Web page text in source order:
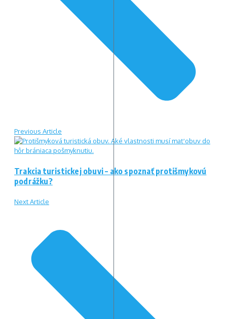
Previous Article
Trakcia turistickej obuvi – ako spoznať protišmykovú
podrážku?
Next Article